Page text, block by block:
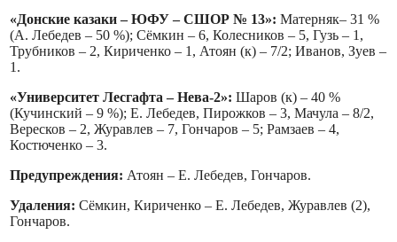
«Донские казаки – ЮФУ – СШОР № 13»: Матерняк– 31 %
(А. Лебедев – 50 %); Сёмкин – 6, Колесников – 5, Гузь – 1,
Трубников – 2, Кириченко – 1, Атоян (к) – 7/2; Иванов, Зуев –
1.
«Университет Лесгафта – Нева-2»: Шаров (к) – 40 %
(Кучинский – 9 %); Е. Лебедев, Пирожков – 3, Мачула – 8/2,
Вересков – 2, Журавлев – 7, Гончаров – 5; Рамзаев – 4,
Костюченко – 3.
Предупреждения: Атоян – Е. Лебедев, Гончаров.
Удаления: Сёмкин, Кириченко – Е. Лебедев, Журавлев (2),
Гончаров.